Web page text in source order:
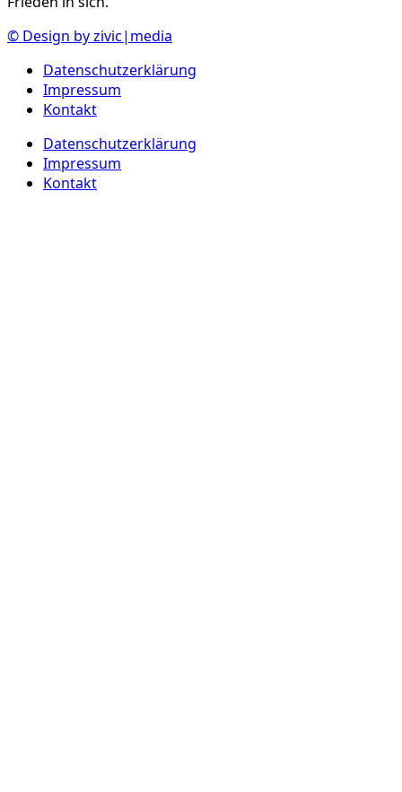
© Design by zivic|media
Datenschutzerklärung
Impressum
Kontakt
Datenschutzerklärung
Impressum
Kontakt